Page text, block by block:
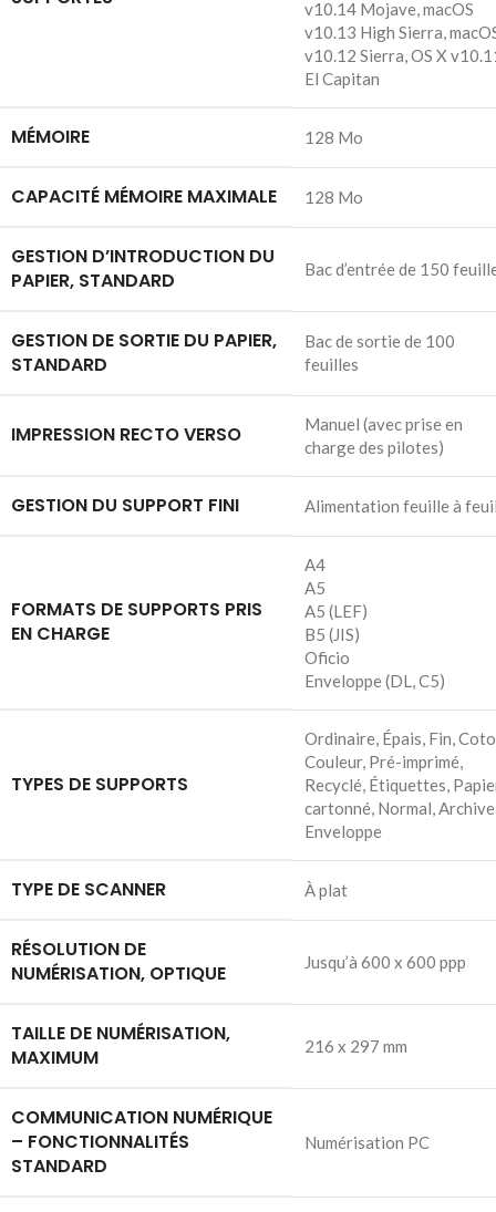
v10.14 Mojave, macOS
v10.13 High Sierra,
v10.12 Sierra, OS X
El Capitan
MÉMOIRE 128 Mo
CAPACITÉ MÉMOIRE MAXIMALE 128 Mo
GESTION D’INTRODUCTION DU
PAPIER, STANDARD
Bac d’entrée de 150
GESTION DE SORTIE DU PAPIER,
STANDARD
Bac de sortie de 100
feuilles
IMPRESSION RECTO VERSO
Manuel (avec prise en
charge des pilotes)
GESTION DU SUPPORT FINI Alimentation feuille à
FORMATS DE SUPPORTS PRIS
EN CHARGE
A4
A5
A5 (LEF)
B5 (JIS)
Oficio
Enveloppe (DL, C5)
TYPES DE SUPPORTS
Ordinaire, Épais, Fin,
Couleur, Pré-imprimé,
Recyclé, Étiquettes,
cartonné, Normal,
Enveloppe
TYPE DE SCANNER À plat
RÉSOLUTION DE
NUMÉRISATION, OPTIQUE
Jusqu’à 600 x 600 ppp
TAILLE DE NUMÉRISATION,
MAXIMUM
216 x 297 mm
COMMUNICATION NUMÉRIQUE
– FONCTIONNALITÉS
STANDARD
Numérisation PC